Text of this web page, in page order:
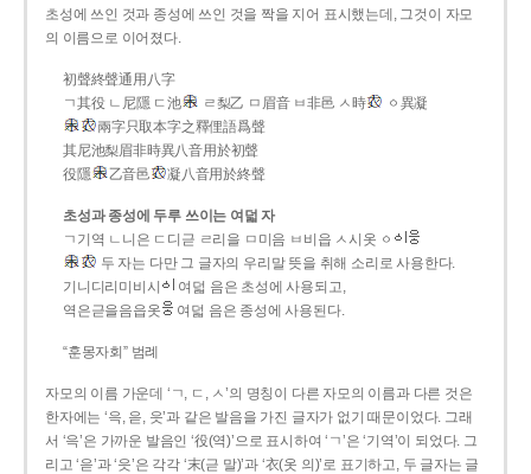
초성에 쓰인 것과 종성에 쓰인 것을 짝을 지어 표시했는데, 그것이 자모
의 이름으로 이어졌다.
初聲終聲通用八字
ㄱ其役 ㄴ尼隱 ㄷ池
ㄹ梨乙 ㅁ眉音 ㅂ非邑 ㅅ時
ㆁ異凝
兩字只取本字之釋俚語爲聲
其尼池梨眉非時異八音用於初聲
役隱
乙音邑 凝八音用於終聲
초성과 종성에 두루 쓰이는 여덟 자
ㄱ기역 ㄴ니은 ㄷ디귿 ㄹ리을 ㅁ미음 ㅂ비읍 ㅅ시옷 ㆁ
두 자는 다만 그 글자의 우리말 뜻을 취해 소리로 사용한다.
기니디리미비시
여덟 음은 초성에 사용되고,
역은귿을음읍옷
여덟 음은 종성에 사용된다.
“훈몽자회” 범례
자모의 이름 가운데 ‘ㄱ, ㄷ, ㅅ’의 명칭이 다른 자모의 이름과 다른 것은
한자에는 ‘윽, 읃, 읏’과 같은 발음을 가진 글자가 없기 때문이었다. 그래
서 ‘윽’은 가까운 발음인 ‘役(역)’으로 표시하여 ‘ㄱ’은 ‘기역’이 되었다. 그
리고 ‘읃’과 ‘읏’은 각각 ‘末(귿 말)’과 ‘衣(옷 의)’로 표기하고, 두 글자는 글